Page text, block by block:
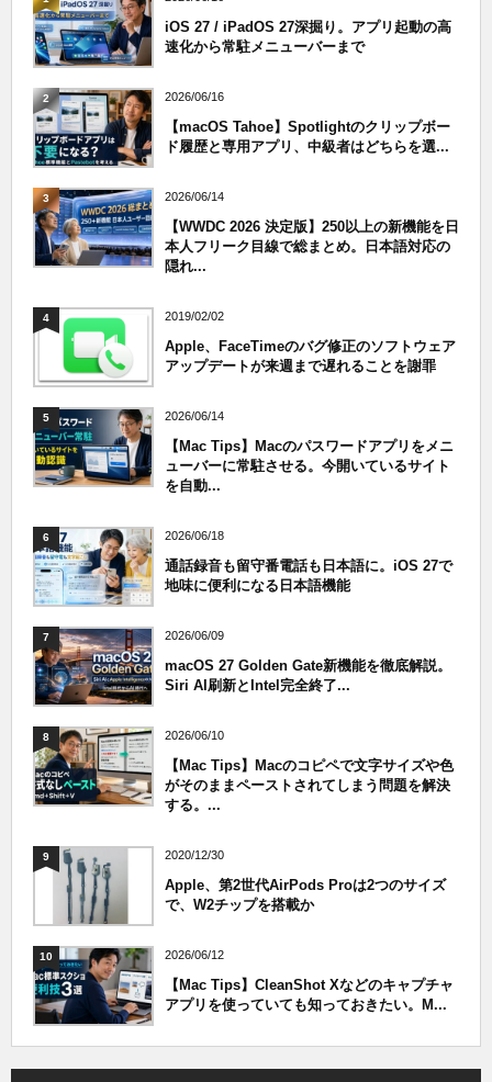
iOS 27 / iPadOS 27深掘り。アプリ起動の高
速化から常駐メニューバーまで
2 2026/06/16
【macOS Tahoe】Spotlightのクリップボー
ド履歴と専用アプリ、中級者はどちらを選...
3 2026/06/14
【WWDC 2026 決定版】250以上の新機能を日
本人フリーク目線で総まとめ。日本語対応の
隠れ...
4 2019/02/02
Apple、FaceTimeのバグ修正のソフトウェア
アップデートが来週まで遅れることを謝罪
5 2026/06/14
【Mac Tips】Macのパスワードアプリをメニ
ューバーに常駐させる。今開いているサイト
を自動...
6 2026/06/18
通話録音も留守番電話も日本語に。iOS 27で
地味に便利になる日本語機能
7 2026/06/09
macOS 27 Golden Gate新機能を徹底解説。
Siri AI刷新とIntel完全終了...
8 2026/06/10
【Mac Tips】Macのコピペで文字サイズや色
がそのままペーストされてしまう問題を解決
する。...
9 2020/12/30
Apple、第2世代AirPods Proは2つのサイズ
で、W2チップを搭載か
10 2026/06/12
【Mac Tips】CleanShot Xなどのキャプチャ
アプリを使っていても知っておきたい。M...